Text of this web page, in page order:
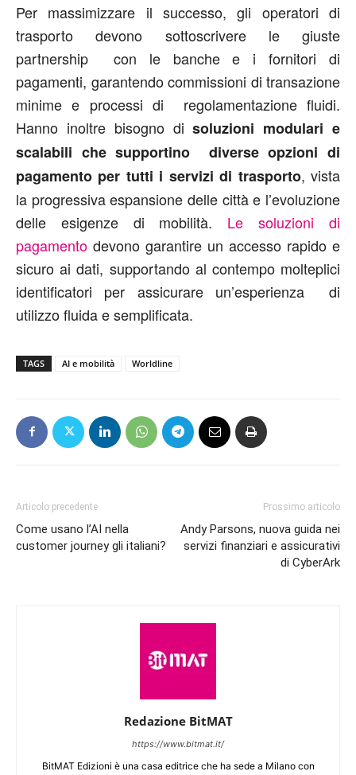
Per massimizzare il successo, gli operatori di
trasporto devono sottoscrivere le giuste
partnership con le banche e i fornitori di
pagamenti, garantendo commissioni di transazione
minime e processi di regolamentazione fluidi.
Hanno inoltre bisogno disoluzioni modulari e
scalabili che supportino diverse opzioni di
pagamento per tutti i servizi di trasporto, vista
la progressiva espansione delle città e l’evoluzione
delle esigenze di mobilità. Le soluzioni di
pagamento devono garantire un accesso rapido e
sicuro ai dati, supportando al contempo molteplici
identificatori per assicurare un’esperienza di
utilizzo fluida e semplificata.
TAGS AI e mobilità Worldline
Articolo precedente
Come usano l’AI nella
customer journey gli italiani?
Prossimo articolo
Andy Parsons, nuova guida nei
servizi finanziari e assicurativi
di CyberArk
Redazione BitMAT
https://www.bitmat.it/
BitMAT Edizioni è una casa editrice che ha sede a Milano con